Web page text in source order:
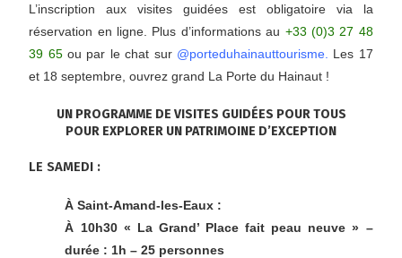
L’inscription aux visites guidées est obligatoire via la
réservation en ligne. Plus d’informations au +33 (0)3 27 48
39 65ou par le chat sur @porteduhainauttourisme.
Les 17
et 18 septembre, ouvrez grand La Porte du Hainaut !
UN PROGRAMME DE VISITES GUIDÉES POUR TOUS
POUR EXPLORER UN PATRIMOINE D’EXCEPTION
LE SAMEDI :
À Saint-Amand-les-Eaux :
À 10h30 « La Grand’ Place fait peau neuve » –
durée : 1h – 25 personnes